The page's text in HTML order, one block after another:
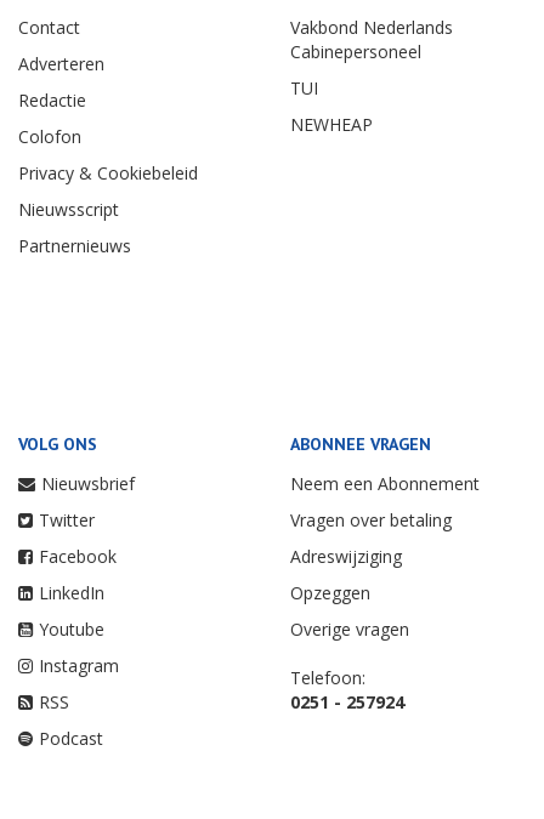
Contact
Adverteren
Redactie
Colofon
Privacy & Cookiebeleid
Nieuwsscript
Partnernieuws
Vakbond Nederlands
Cabinepersoneel
TUI
NEWHEAP
VOLG ONS
Nieuwsbrief
Twitter
Facebook
LinkedIn
Youtube
Instagram
RSS
Podcast
ABONNEE VRAGEN
Neem een Abonnement
Vragen over betaling
Adreswijziging
Opzeggen
Overige vragen
Telefoon:
0251 - 257924